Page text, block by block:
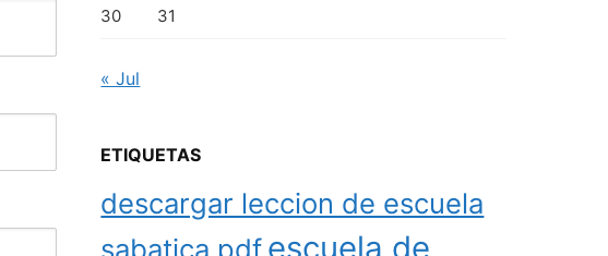
30 31
« Jul
ETIQUETAS
descargar leccion de escuela
sabatica pdfescuela de